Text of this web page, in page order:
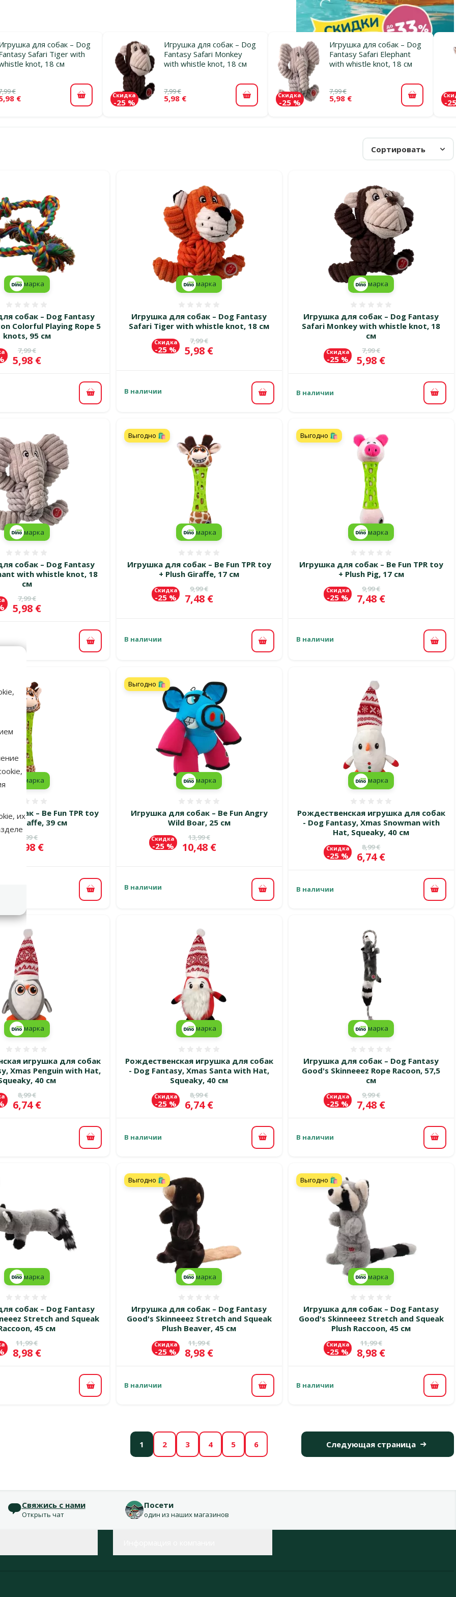
их
для собак – Dog
Safari Tiger with
knot, 18 см
€
€ В корзину
Игрушка для собак – Dog
Fantasy Safari Monkey
with whistle knot, 18 см
7,99 €
5,98 €
Скидка
-25 % В корзину
Игрушка для собак – Dog
Fantasy Safari Elephant
with whistle knot, 18 см
7,99 €
5,98 €
Скидка
-25 % В корзину
-
Сортировать
собак – Dog Fantasy
Colorful Playing Rope 5
knots, 95 см
Исходная цена
7,99 €
Цена
5,98 €
марка
В корзину
Игрушка для собак – Dog Fantasy
Safari Tiger with whistle knot, 18 см
Исходная цена
7,99 €
Цена
5,98 €
Скидка
-25 %
марка
В наличии
В корзину
Игрушка для собак – Dog Fantasy
Safari Monkey with whistle knot, 18
см
Исходная цена
7,99 €
Цена
5,98 €
Скидка
-25 %
марка
В наличии В
собак – Dog Fantasy
with whistle knot, 18
см
Исходная цена
7,99 €
Цена
5,98 €
марка
В корзину
Игрушка для собак – Be Fun TPR toy
+ Plush Giraffe, 17 см
Исходная цена
9,99 €
Цена
7,48 €
Скидка
-25 %
Выгодно 🛍️
марка
В наличии
В корзину
Игрушка для собак – Be Fun TPR toy
+ Plush Pig, 17 см
Исходная цена
9,99 €
Цена
7,48 €
Скидка
-25 %
Выгодно 🛍️
марка
В наличии
В
собак – Be Fun TPR toy
Giraffe, 39 см
Исходная цена
19,99 €
Цена
12,98 €
марка
В корзину
Игрушка для собак – Be Fun Angry
Wild Boar, 25 см
Исходная цена
13,99 €
Цена
10,48 €
Скидка
-25 %
Выгодно 🛍️
марка
В наличии
В корзину
Рождественская игрушка для собак
- Dog Fantasy, Xmas Snowman with
Hat, Squeaky, 40 см
Исходная цена
8,99 €
Цена
6,74 €
Скидка
-25 %
марка
В наличии В
игрушка для собак
Xmas Penguin with Hat,
40 см
Исходная цена
8,99 €
Цена
6,74 €
марка
В корзину
Рождественская игрушка для собак
- Dog Fantasy, Xmas Santa with Hat,
Squeaky, 40 см
Исходная цена
8,99 €
Цена
6,74 €
Скидка
-25 %
марка
В наличии В корзину
Игрушка для собак – Dog Fantasy
Good's Skinneeez Rope Racoon, 57,5
см
Исходная цена
9,99 €
Цена
7,48 €
Скидка
-25 %
марка
В наличии В
собак – Dog Fantasy
Stretch and Squeak
45 см
Исходная цена
11,99 €
Цена
8,98 €
марка
В корзину
Игрушка для собак – Dog Fantasy
Good's Skinneeez Stretch and Squeak
Plush Beaver, 45 см
Исходная цена
11,99 €
Цена
8,98 €
Скидка
-25 %
Выгодно 🛍️
марка
В наличии В корзину
Игрушка для собак – Dog Fantasy
Good's Skinneeez Stretch and Squeak
Plush Raccoon, 45 см
Исходная цена
11,99 €
Цена
8,98 €
Скидка
-25 %
Выгодно 🛍️
марка
В наличии В
1 2 3 4 5 6 Следующая страница
Свяжись с нами
Открыть чат
Посети
один из наших магазинов